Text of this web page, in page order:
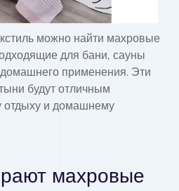
можно найти махровые
для бани, сауны
применения. Эти
будут отличным
и домашнему
махровые